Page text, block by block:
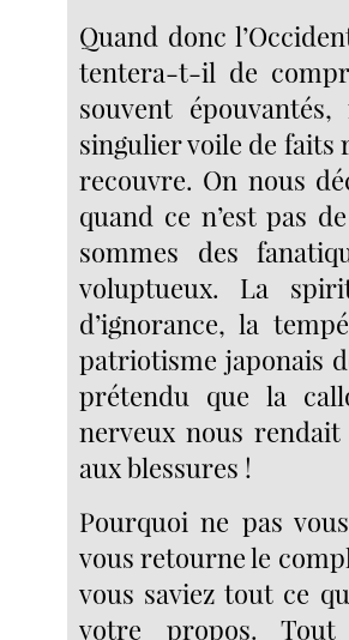
Quand donc
tentera-t-il de
souvent
singulier voile de faits
recouvre. On nous
quand ce n’est pas
sommes des
voluptueux. La
d’ignorance, la
patriotisme japonais
prétendu que la
nerveux nous
aux blessures !
Pourquoi ne pas
vous retourne le
vous saviez tout ce
votre propos.